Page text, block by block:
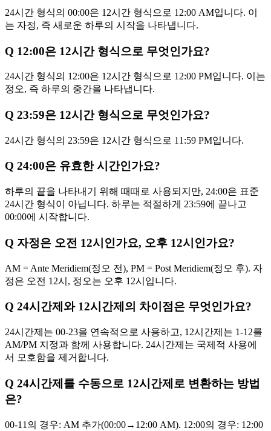
24시간 형식의 00:00은 12시간 형식으로 12:00 AM입니다. 이
는 자정, 즉 새로운 하루의 시작을 나타냅니다.
Q 12:00은 12시간 형식으로 무엇인가요?
24시간 형식의 12:00은 12시간 형식으로 12:00 PM입니다. 이는
정오, 즉 하루의 중간을 나타냅니다.
Q 23:59은 12시간 형식으로 무엇인가요?
24시간 형식의 23:59은 12시간 형식으로 11:59 PM입니다.
Q 24:00은 유효한 시간인가요?
하루의 끝을 나타내기 위해 때때로 사용되지만, 24:00은 표준
24시간 형식이 아닙니다. 하루는 적절하게 23:59에 끝나고
00:00에 시작합니다.
Q 자정은 오전 12시인가요, 오후 12시인가요?
AM = Ante Meridiem(정오 전), PM = Post Meridiem(정오 후). 자
정은 오전 12시, 정오는 오후 12시입니다.
Q 24시간제와 12시간제의 차이점은 무엇인가요?
24시간제는 00-23을 연속적으로 사용하고, 12시간제는 1-12를
AM/PM 지정과 함께 사용합니다. 24시간제는 국제적 사용에
서 모호함을 제거합니다.
Q 24시간제를 수동으로 12시간제로 변환하는 방법
은?
00-11의 경우: AM 추가(00:00→12:00 AM). 12:00의 경우: 12:00